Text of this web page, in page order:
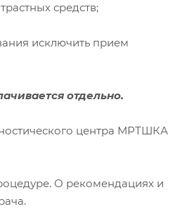
средств;
исключить прием
отдельно.
центра МРТШКА
О рекомендациях и